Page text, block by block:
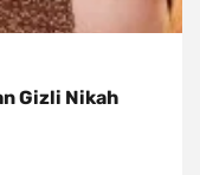
Gizli Nikah